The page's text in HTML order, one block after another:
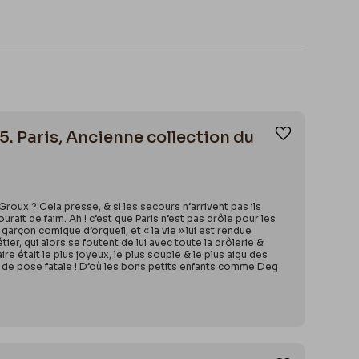
Paris, Ancienne collection du
? Cela presse, & si les secours n’arrivent pas ils
de faim. Ah ! c’est que Paris n’est pas drôle pour les
comique d’orgueil, et « la vie » lui est rendue
qui alors se foutent de lui avec toute la drôlerie &
était le plus joyeux, le plus souple & le plus aigu des
pose fatale ! D’où les bons petits enfants comme Deg
Ajouter